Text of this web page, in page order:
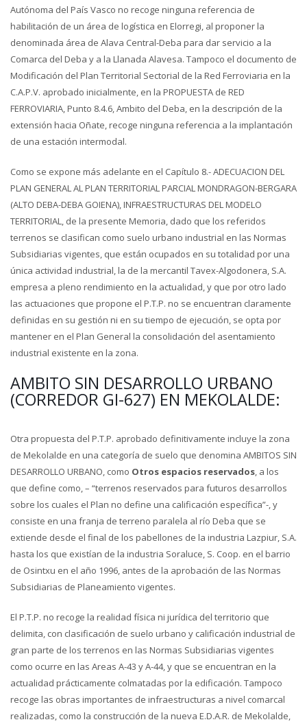
Autónoma del País Vasco no recoge ninguna referencia de
habilitación de un área de logística en Elorregi, al proponer la
denominada área de Alava Central-Deba para dar servicio a la
Comarca del Deba y a la Llanada Alavesa. Tampoco el documento de
Modificación del Plan Territorial Sectorial de la Red Ferroviaria en la
C.A.P.V. aprobado inicialmente, en la PROPUESTA de RED
FERROVIARIA, Punto 8.4.6, Ambito del Deba, en la descripción de la
extensión hacia Oñate, recoge ninguna referencia a la implantación
de una estación intermodal.
Como se expone más adelante en el Capítulo 8.- ADECUACION DEL
PLAN GENERAL AL PLAN TERRITORIAL PARCIAL MONDRAGON-BERGARA
(ALTO DEBA-DEBA GOIENA), INFRAESTRUCTURAS DEL MODELO
TERRITORIAL, de la presente Memoria, dado que los referidos
terrenos se clasifican como suelo urbano industrial en las Normas
Subsidiarias vigentes, que están ocupados en su totalidad por una
única actividad industrial, la de la mercantil Tavex-Algodonera, S.A.
empresa a pleno rendimiento en la actualidad, y que por otro lado
las actuaciones que propone el P.T.P. no se encuentran claramente
definidas en su gestión ni en su tiempo de ejecución, se opta por
mantener en el Plan General la consolidación del asentamiento
industrial existente en la zona.
AMBITO SIN DESARROLLO URBANO
(CORREDOR GI-627) EN MEKOLALDE:
Otra propuesta del P.T.P. aprobado definitivamente incluye la zona
de Mekolalde en una categoría de suelo que denomina AMBITOS SIN
DESARROLLO URBANO, como Otros espacios reservados, a los
que define como, – “terrenos reservados para futuros desarrollos
sobre los cuales el Plan no define una calificación específica”-, y
consiste en una franja de terreno paralela al río Deba que se
extiende desde el final de los pabellones de la industria Lazpiur, S.A.
hasta los que existían de la industria Soraluce, S. Coop. en el barrio
de Osintxu en el año 1996, antes de la aprobación de las Normas
Subsidiarias de Planeamiento vigentes.
El P.T.P. no recoge la realidad física ni jurídica del territorio que
delimita, con clasificación de suelo urbano y calificación industrial de
gran parte de los terrenos en las Normas Subsidiarias vigentes
como ocurre en las Areas A-43 y A-44, y que se encuentran en la
actualidad prácticamente colmatadas por la edificación. Tampoco
recoge las obras importantes de infraestructuras a nivel comarcal
realizadas, como la construcción de la nueva E.D.A.R. de Mekolalde,